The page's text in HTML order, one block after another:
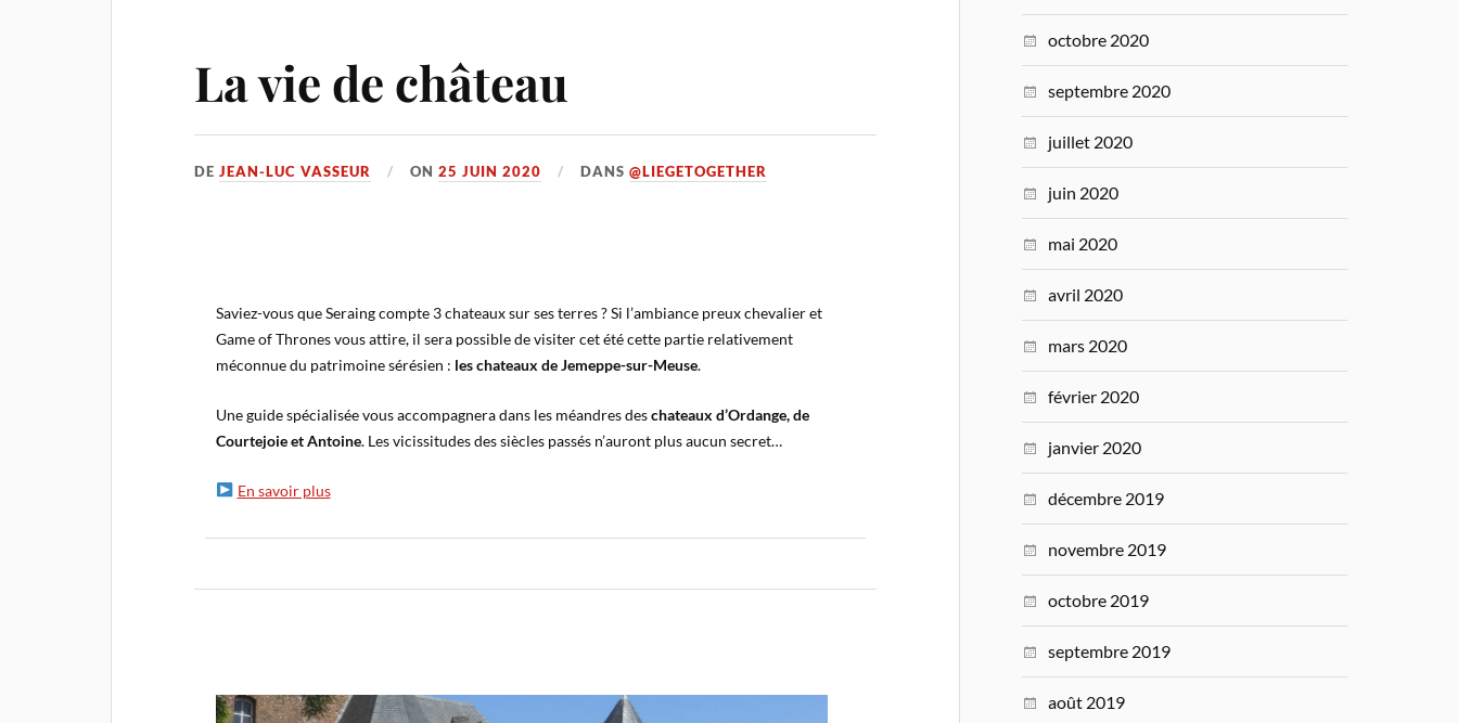
La vie de château
DEJEAN-LUC VASSEUR ON25 JUIN 2020 DANS@LIEGETOGETHER
Saviez-vous que Seraing compte 3 chateaux sur ses terres ? Si l’ambiance preux chevalier et
Game of Thrones vous attire, il sera possible de visiter cet été cette partie relativement
méconnue du patrimoine sérésien : les chateaux de Jemeppe-sur-Meuse.
Une guide spécialisée vous accompagnera dans les méandres deschateaux d’Ordange, de
Courtejoie et Antoine. Les vicissitudes des siècles passés n’auront plus aucun secret…
En savoir plus
octobre 2020
septembre 2020
juillet 2020
juin 2020
mai 2020
avril 2020
mars 2020
février 2020
janvier 2020
décembre 2019
novembre 2019
octobre 2019
septembre 2019
août 2019